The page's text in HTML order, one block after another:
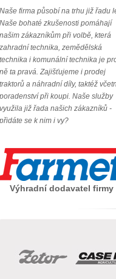
Naše firma působí na trhu již řadu
Naše bohaté zkušenosti pomáhají
našim zákazníkům při volbě, která
zahradní technika, zemědělská
technika i komunální technika je
ně ta pravá. Zajišťujeme i prodej
traktorů a náhradní díly, taktéž
poradenství při koupi. Naše služby
využila již řada našich zákazníků -
přidáte se k nim i vy?
Výhradní dodavatel firmy